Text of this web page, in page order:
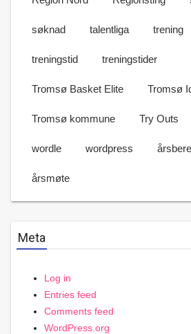
søknad talentliga trening
treningstid treningstider
Tromsø Basket Elite Tromsø
Tromsø kommune Try Outs
wordle wordpress
årsmøte
Meta
Log in
Entries feed
Comments feed
WordPress.org